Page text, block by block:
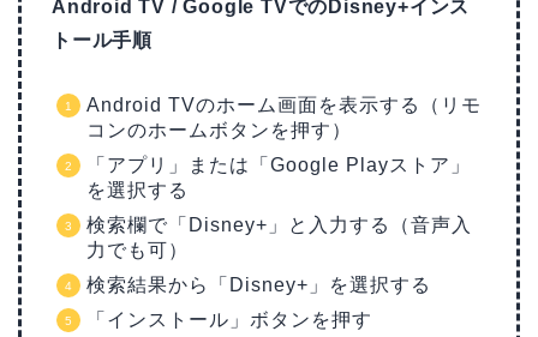
Android TV / Google TVでのDisney+インス
トール手順
Android TVのホーム画面を表示する（リモ
コンのホームボタンを押す）
「アプリ」または「Google Playストア」
を選択する
検索欄で「Disney+」と入力する（音声入
力でも可）
検索結果から「Disney+」を選択する
「インストール」ボタンを押す